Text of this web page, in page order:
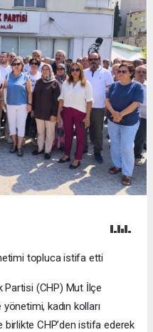
topluca istifa etti
Partisi (CHP) Mut İlçe
kadın kolları
CHP’den istifa ederek